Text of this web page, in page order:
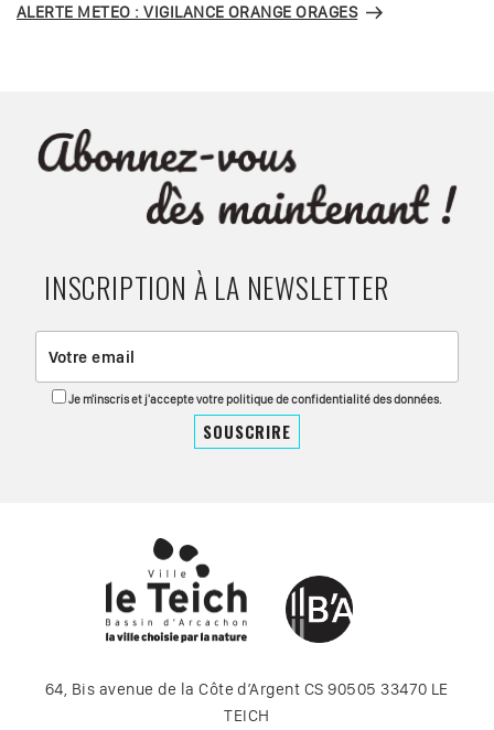
ALERTE METEO : VIGILANCE ORANGE ORAGES
INSCRIPTION À LA NEWSLETTER
Je m'inscris et j'accepte votre politique de confidentialité des données.
64, Bis avenue de la Côte d’Argent CS 90505 33470 LE
TEICH